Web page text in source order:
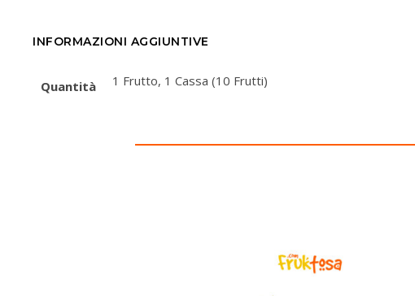
INFORMAZIONI AGGIUNTIVE
Quantità 1 Frutto, 1 Cassa (10 Frutti)